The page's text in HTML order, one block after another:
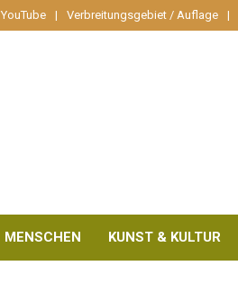
YouTube Verbreitungsgebiet / Auflage
MENSCHEN KUNST & KULTUR